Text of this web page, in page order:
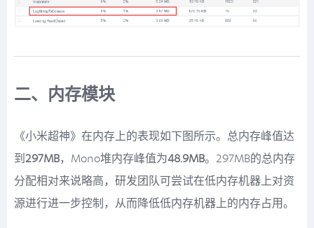
二、内存模块
《小米超神》在内存上的表现如下图所示。总内存峰值达
到 297MB，Mono堆内存峰值为48.9MB。297MB的总内存
分配相对来说略高，研发团队可尝试在低内存机器上对资
源进行进一步控制，从而降低低内存机器上的内存占用。